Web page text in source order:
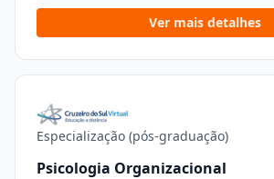
Ver mais detalhes
Especialização (pós-graduação)
Psicologia Organizacional